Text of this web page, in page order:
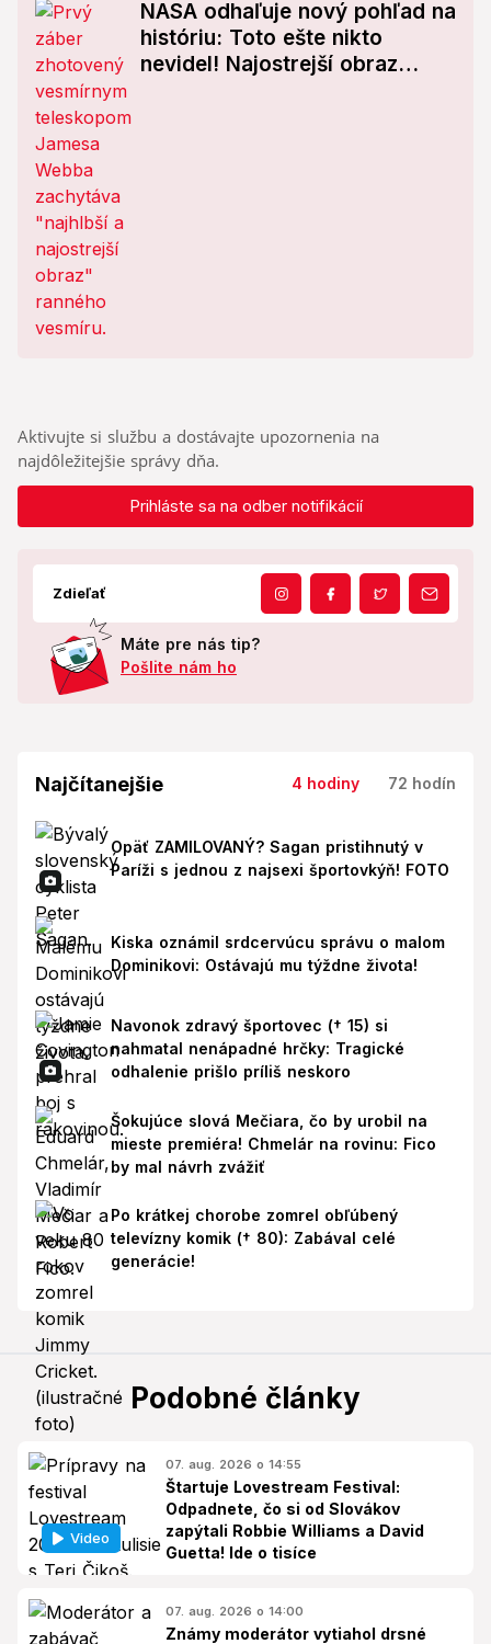
NASA odhaľuje nový pohľad na
históriu: Toto ešte nikto
nevidel! Najostrejší obraz
Aktivujte si službu a dostávajte upozornenia na
najdôležitejšie správy dňa.
Prihláste sa na odber notifikácií
Zdieľať
Máte pre nás tip?
Pošlite nám ho
Najčítanejšie 4 hodiny 72 hodín
Opäť ZAMILOVANÝ? Sagan pristihnutý v
Paríži s jednou z najsexi športovkýň! FOTO
Kiska oznámil srdcervúcu správu o malom
Dominikovi: Ostávajú mu týždne života!
Navonok zdravý športovec († 15) si
nahmatal nenápadné hrčky: Tragické
odhalenie prišlo príliš neskoro
Šokujúce slová Mečiara, čo by urobil na
mieste premiéra! Chmelár na rovinu: Fico
by mal návrh zvážiť
Po krátkej chorobe zomrel obľúbený
televízny komik († 80): Zabával celé
generácie!
Podobné články
Video
07. aug. 2026 o 14:55
Štartuje Lovestream Festival:
Odpadnete, čo si od Slovákov
zapýtali Robbie Williams a David
Guetta! Ide o tisíce
07. aug. 2026 o 14:00
Známy moderátor vytiahol drsné